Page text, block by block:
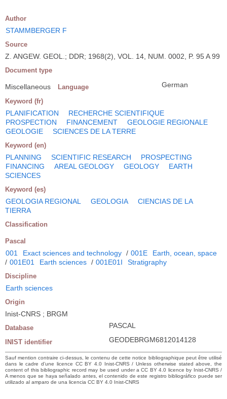
Author
STAMMBERGER F
Source
Z. ANGEW. GEOL.; DDR; 1968(2), VOL. 14, NUM. 0002, P. 95 A 99
Document type
Miscellaneous Language German
Keyword (fr)
PLANIFICATION
RECHERCHE SCIENTIFIQUE
PROSPECTION
FINANCEMENT
GEOLOGIE REGIONALE
GEOLOGIE
SCIENCES DE LA TERRE
Keyword (en)
PLANNING SCIENTIFIC RESEARCH
PROSPECTING
FINANCING
AREAL GEOLOGY GEOLOGY
EARTH
SCIENCES
Keyword (es)
GEOLOGIA REGIONAL GEOLOGIA
CIENCIAS DE LA
TIERRA
Classification
Pascal
001 Exact sciences and technology / 001E
Earth, ocean, space
/ 001E01 Earth sciences / 001E01I Stratigraphy
Discipline
Earth sciences
Origin
Inist-CNRS ; BRGM
Database PASCAL
INIST identifier GEODEBRGM6812014128
Sauf mention contraire ci-dessus, le contenu de cette notice bibliographique peut être utilisé
dans le cadre d’une licence CC BY 4.0 Inist-CNRS / Unless otherwise stated above, the
content of this bibliographic record may be used under a CC BY 4.0 licence by Inist-CNRS /
A menos que se haya señalado antes, el contenido de este registro bibliográfico puede ser
utilizado al amparo de una licencia CC BY 4.0 Inist-CNRS